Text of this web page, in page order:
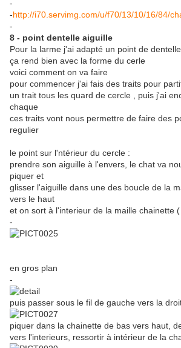
-
-http://i70.servimg.com/u/f70/13/10/16/84/
-
8 - point dentelle aiguille
Pour la larme j'ai adapté un point de
ça rend bien avec la forme du cerle
voici comment on va faire
pour commencer j'ai fais des traits pour
un trait tous les quard de cercle , puis j'ai
chaque
ces traits vont nous permettre de faire des
regulier
le point sur l'ntérieur du cercle :
prendre son aiguille à l'envers, le chat va
piquer et
glisser l'aiguille dans une des boucle de la
vers le haut
et on sort à l'interieur de la maille chainette
-
en gros plan
-
puis passer sous le fil de gauche vers la
piquer dans la chainette de bas vers haut,
vers l'interieurs, ressortir à intérieur de la